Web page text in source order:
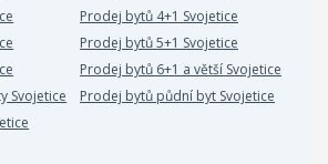
Prodej bytů 4+1 Svojetice
Prodej bytů 5+1 Svojetice
Prodej bytů 6+1 a větší Svojetice
Svojetice
Prodej bytů půdní byt Svojetice